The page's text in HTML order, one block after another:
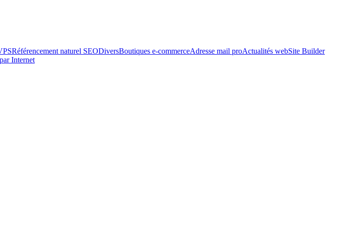
Référencement naturel SEODiversBoutiques e-commerceAdresse mail proActualités webSite Builder
Internet